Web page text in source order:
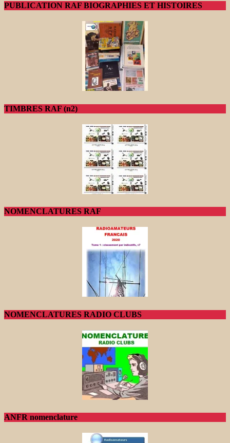
PUBLICATION RAF BIOGRAPHIES ET HISTOIRES
TIMBRES RAF (n2)
NOMENCLATURES RAF
NOMENCLATURES RADIO CLUBS
ANFR nomenclature